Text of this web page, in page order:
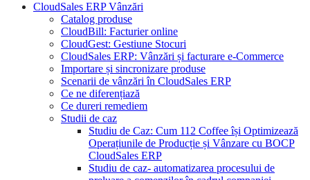
CloudSales ERP Vânzări
Catalog produse
CloudBill: Facturier online
CloudGest: Gestiune Stocuri
CloudSales ERP: Vânzări și facturare e-Commerce
Importare și sincronizare produse
Scenarii de vânzări în CloudSales ERP
Ce ne diferențiază
Ce dureri remediem
Studii de caz
Studiu de Caz: Cum 112 Coffee își Optimizează
Operațiunile de Producție și Vânzare cu BOCP
CloudSales ERP
Studiu de caz- automatizarea procesului de